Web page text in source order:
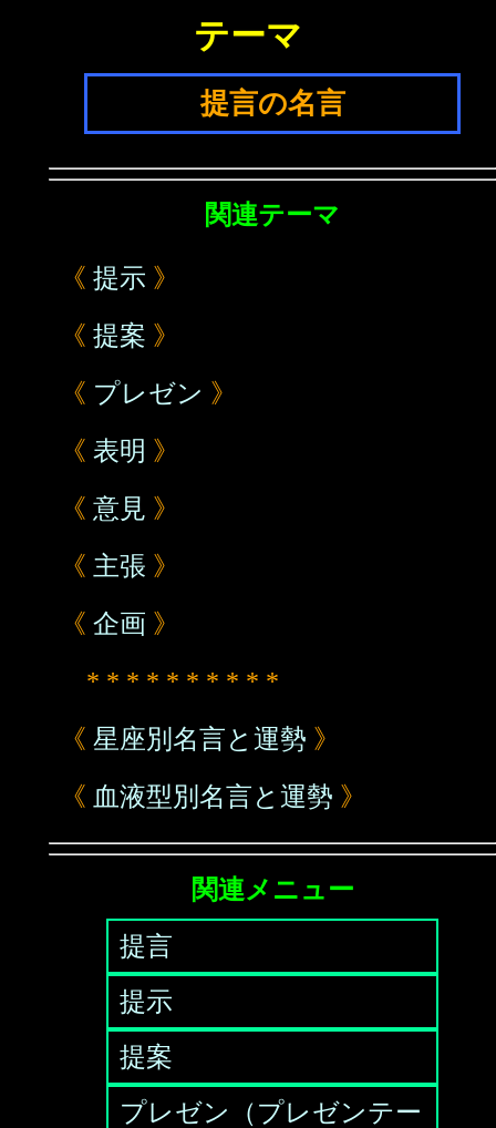
テーマ
提言の名言
関連テーマ
《 提示 》
《 提案 》
《 プレゼン 》
《 表明 》
《 意見 》
《 主張 》
《 企画 》
* * * * * * * * * *
《 星座別名言と運勢 》
《 血液型別名言と運勢 》
関連メニュー
提言
提示
提案
プレゼン（プレゼンテー